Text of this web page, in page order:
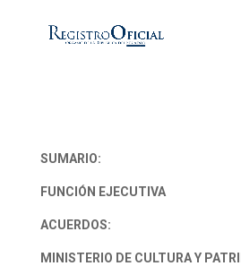
SUMARIO:
FUNCIÓN EJECUTIVA
ACUERDOS:
MINISTERIO DE CULTURA Y